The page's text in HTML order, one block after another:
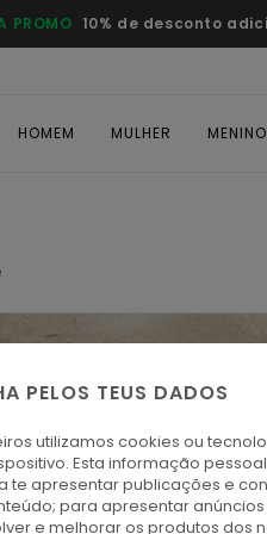
PROMO 10% de desconto
HOMEM MULHER MENINO
PELOS TEUS DADOS
utilizamos cookies ou
Esta informação
te apresentar publicações e
para apresentar
e melhorar os produtos dos